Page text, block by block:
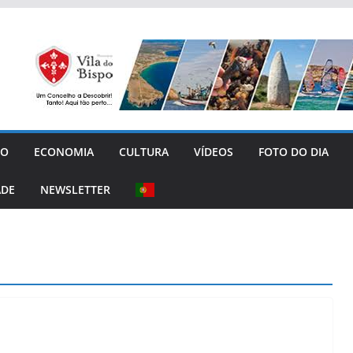
ECONOMIA CULTURA VÍDEOS FOTO DO DIA
NEWSLETTER